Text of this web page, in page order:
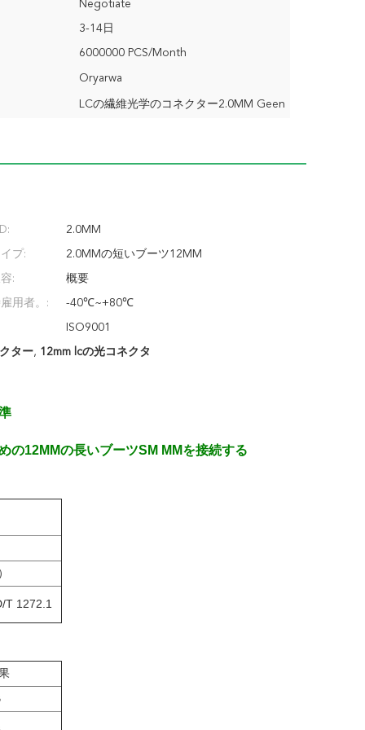
Negotiate
3-14日
6000000 PCS/Month
Oryarwa
LCの繊維光学のコネクター2.0MM Geen
2.0MM
プ: 2.0MMの短いブーツ12MM
: 概要
用者。: -40℃~+80℃
ISO9001
ター, 12mm lcの光コネクタ
の12MMの長いブーツSM MMを接続する
T 1272.1